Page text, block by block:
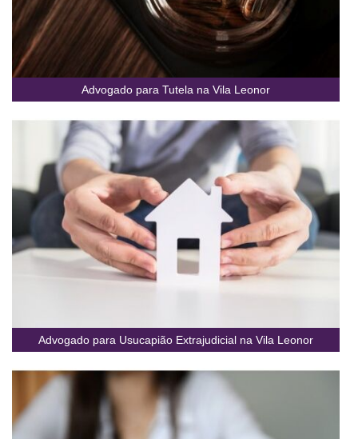
Advogado para Tutela na Vila Leonor
Advogado para Usucapião Extrajudicial na Vila Leonor